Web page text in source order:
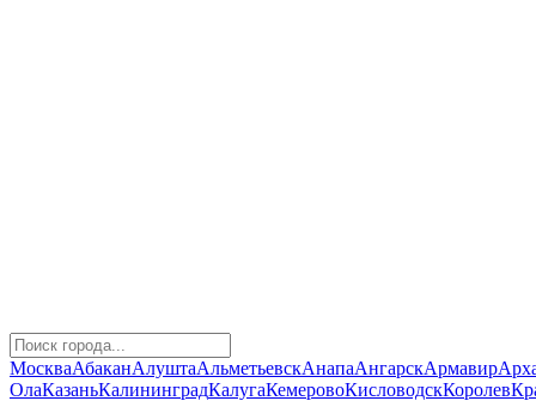
МоскваАбаканАлуштаАльметьевскАнапаАнгарскАрмавир
ОлаКазаньКалининградКалугаКемеровоКисловодскКоролев